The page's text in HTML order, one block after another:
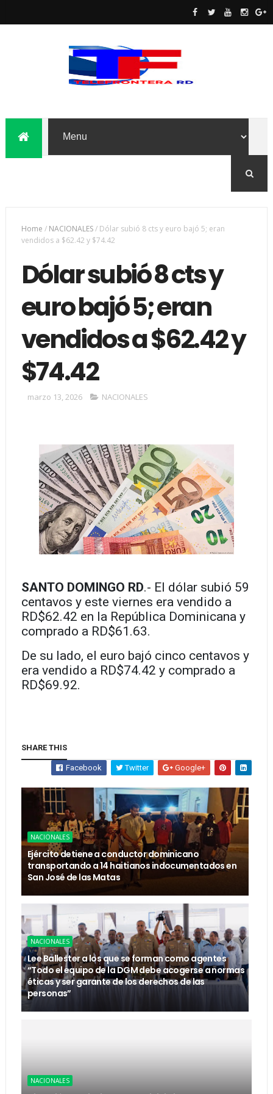
Home / NACIONALES/ Dólar subió 8 cts y euro bajó 5; eran
vendidos a $62.42 y $74.42
Dólar subió 8 cts y
euro bajó 5; eran
vendidos a $62.42 y
$74.42
marzo 13, 2026 NACIONALES
SANTO DOMINGO RD.- El dólar subió 59
centavos y este viernes era vendido a
RD$62.42 en la República Dominicana y
comprado a RD$61.63.
De su lado, el euro bajó cinco centavos y
era vendido a RD$74.42 y comprado a
RD$69.92.
SHARE THIS
Facebook Twitter Google+
NACIONALES
Ejército detiene a conductor dominicano
transportando a 14 haitianos indocumentados en
San José de las Matas
NACIONALES
Lee Ballester a los que se forman como agentes
“Todo el equipo de la DGM debe acogerse a normas
éticas y ser garante de los derechos de las
personas”
NACIONALES